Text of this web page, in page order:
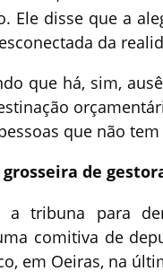
Ele disse que a
da
que há, sim,
que não
de
a tribuna para
comitiva de
em Oeiras, na